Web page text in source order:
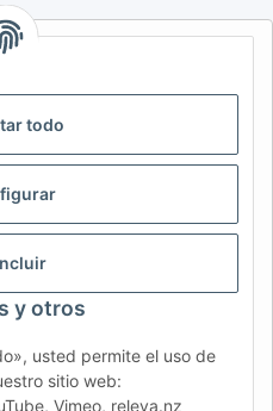
todo
y otros
usted permite el uso de
sitio web:
Vimeo, releva.nz
REGIÓN E IDIOMA |
ES DK PL
USA
CZ HU
HR